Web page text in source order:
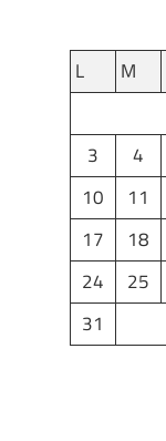
L
M
3
4
10
11
17
18
24
25
31